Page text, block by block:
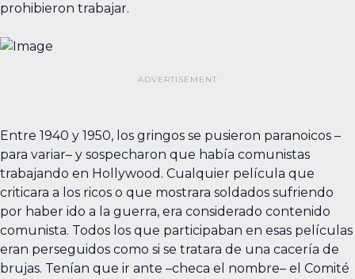
prohibieron trabajar.
Entre 1940 y 1950, los gringos se pusieron paranoicos –
para variar– y sospecharon que había comunistas
trabajando en Hollywood. Cualquier película que
criticara a los ricos o que mostrara soldados sufriendo
por haber ido a la guerra, era considerado contenido
comunista. Todos los que participaban en esas películas
eran perseguidos como si se tratara de una cacería de
brujas. Tenían que ir ante –checa el nombre– el Comité